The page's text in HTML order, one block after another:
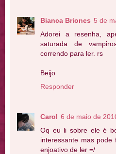
Bianca Briones 5 de
Adorei a resenha,
saturada de
correndo para ler. rs
Beijo
Responder
Carol 6 de maio de
Oq eu li sobre ele é
interessante mas
enjoativo de ler =/